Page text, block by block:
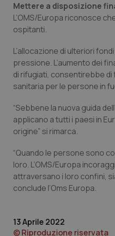
Mettere a disposizione
L’OMS/Europa riconosce
ospitanti.
L’allocazione di ulteriori
pressione. L’aumento dei
di rifugiati, consentirebbe
sanitaria per le persone in
“Sebbene la nuova guida
applicano a tutti i paesi in
origine” si rimarca.
“Quando le persone sono
loro. L’OMS/Europa
attraversano i loro confini,
conclude l’Oms Europa.
13 Aprile 2022
© Riproduzione riservata